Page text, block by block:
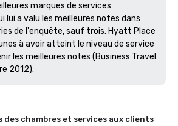
marques de services
lui a valu les meilleures notes dans
de l'enquête, sauf trois. Hyatt Place
à avoir atteint le niveau de service
les meilleures notes (Business Travel
2012).
chambres et services aux clients